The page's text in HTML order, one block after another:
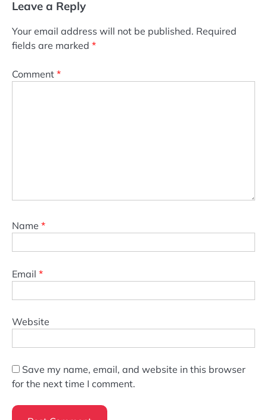
Leave a Reply
Your email address will not be published. Required
fields are marked *
Comment *
Name *
Email *
Website
Save my name, email, and website in this browser
for the next time I comment.